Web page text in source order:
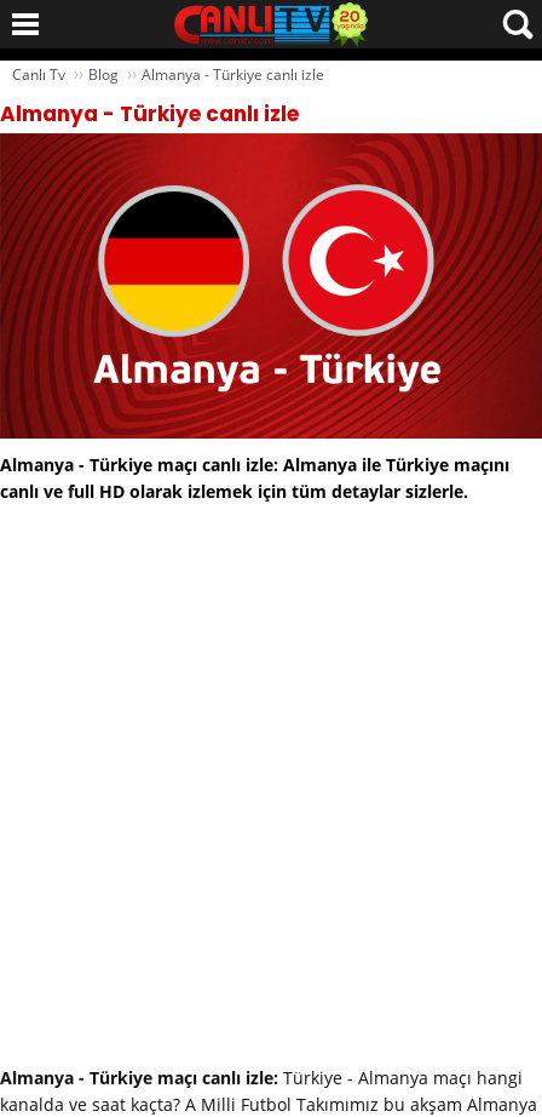
Canlı Tv ›› Blog ›› Almanya - Türkiye canlı izle
Almanya - Türkiye canlı izle
Almanya - Türkiye maçı canlı izle: Almanya ile Türkiye maçını
canlı ve full HD olarak izlemek için tüm detaylar sizlerle.
Almanya - Türkiye maçı canlı izle: Türkiye - Almanya maçı hangi
kanalda ve saat kaçta? A Milli Futbol Takımımız bu akşam Almanya